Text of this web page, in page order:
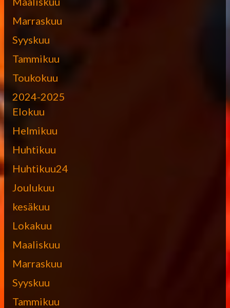
Marraskuu
Syyskuu
Tammikuu
Toukokuu
2024-2025
Elokuu
Helmikuu
Huhtikuu
Huhtikuu24
Joulukuu
kesäkuu
Lokakuu
Maaliskuu
Marraskuu
Syyskuu
Tammikuu